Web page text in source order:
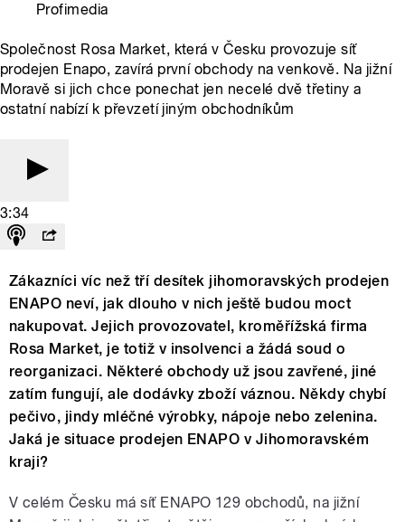
Profimedia
Společnost Rosa Market, která v Česku provozuje síť
prodejen Enapo, zavírá první obchody na venkově. Na jižní
Moravě si jich chce ponechat jen necelé dvě třetiny a
ostatní nabízí k převzetí jiným obchodníkům
3:34
Zákazníci víc než tří desítek jihomoravských prodejen
ENAPO neví, jak dlouho v nich ještě budou moct
nakupovat. Jejich provozovatel, kroměřížská firma
Rosa Market, je totiž v insolvenci a žádá soud o
reorganizaci. Některé obchody už jsou zavřené, jiné
zatím fungují, ale dodávky zboží váznou. Někdy chybí
pečivo, jindy mléčné výrobky, nápoje nebo zelenina.
Jaká je situace prodejen ENAPO v Jihomoravském
kraji?
V celém Česku má síť ENAPO 129 obchodů, na jižní